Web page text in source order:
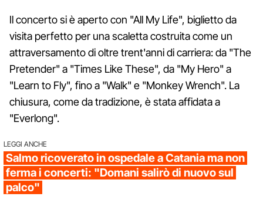
Il concerto si è aperto con "All My Life", biglietto da
visita perfetto per una scaletta costruita come un
attraversamento di oltre trent'anni di carriera: da "The
Pretender" a "Times Like These", da "My Hero" a
"Learn to Fly", fino a "Walk" e "Monkey Wrench". La
chiusura, come da tradizione, è stata affidata a
"Everlong".
LEGGI ANCHE
Salmo ricoverato in ospedale a Catania ma non
ferma i concerti: "Domani salirò di nuovo sul
palco"